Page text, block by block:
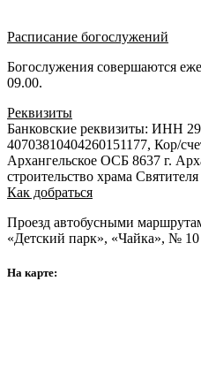
Расписание богослужений
Богослужения совершаются
09.00.
Реквизиты
Банковские реквизиты: ИНН
40703810404260151177, Кор/
Архангельское ОСБ 8637 г.
строительство храма
Как добраться
Проезд автобусными
«Детский парк», «Чайка», №
На карте: